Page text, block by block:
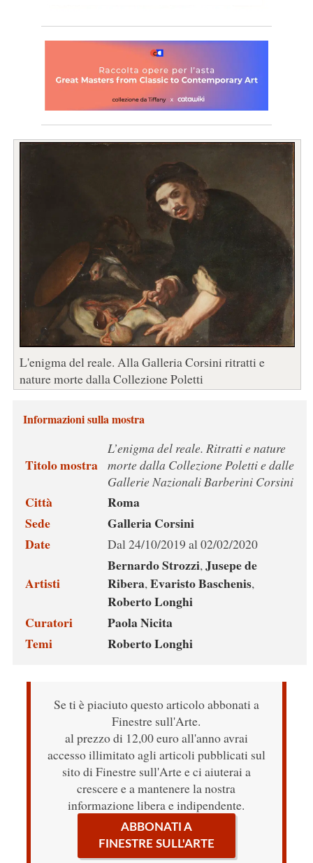
L'enigma del reale. Alla Galleria Corsini ritratti e
nature morte dalla Collezione Poletti
Informazioni sulla mostra
Titolo mostra
L’enigma del reale. Ritratti e nature
morte dalla Collezione Poletti e dalle
Gallerie Nazionali Barberini Corsini
Città
Roma
Sede
Galleria Corsini
Date
Dal 24/10/2019 al 02/02/2020
Artisti
Bernardo Strozzi,Jusepe de
Ribera,Evaristo Baschenis,
Roberto Longhi
Curatori
Paola Nicita
Temi
Roberto Longhi
Se ti è piaciuto questo articolo abbonati a
Finestre sull'Arte.
al prezzo di 12,00 euro all'anno avrai
accesso illimitato agli articoli pubblicati sul
sito di Finestre sull'Arte e ci aiuterai a
crescere e a mantenere la nostra
informazione libera e indipendente.
ABBONATI A
FINESTRE SULL'ARTE